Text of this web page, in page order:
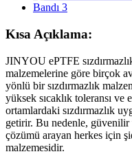
Kısa Açıklama:
JINYOU ePTFE
malzemelerine göre birçok
yönlü bir sızdırmazlık
yüksek sıcaklık toleransı
ortamlardaki sızdırmazlık
getirir. Bu nedenle, güvenilir
çözümü arayan herkes için
malzemesidir.